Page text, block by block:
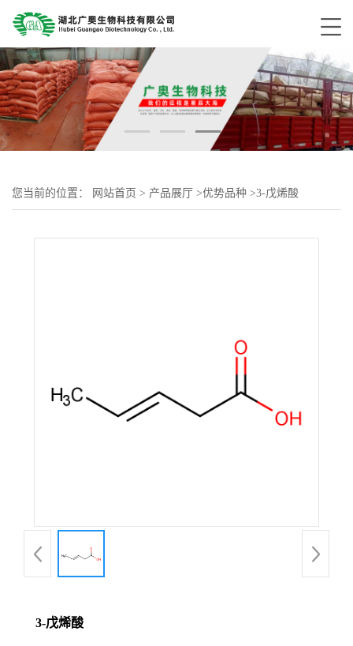
您当前的位置： 网站首页 > 产品展厅 >优势品种 >3-戊烯酸
3-戊烯酸